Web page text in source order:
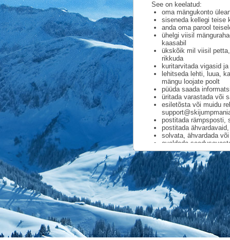
See on keelatud:
oma mängukonto
siseneda kellegi teise
anda oma parool
ühelgi viisil
kaasabil
ükskõik mil viisil
rikkuda
kuritarvitada vigasid
lehitseda lehti, luua,
mängu loojate poolt
püüda saada
üritada varastada või
esiletõsta või muidu
postitada rämpsposti,
postitada
solvata, ähvardada
avaldada
julgustada teisi
kasutada ebaviisakat
sisestamaks teksti,
sisestamaks teksti,
reklaamida teisi
petta mistahes viisil
meeskonnakaaslase
Kuritarvitama valikut,
rääkima poliitikast või
postitada igasugust
kasutama Caps Locki
spämmima jututoas